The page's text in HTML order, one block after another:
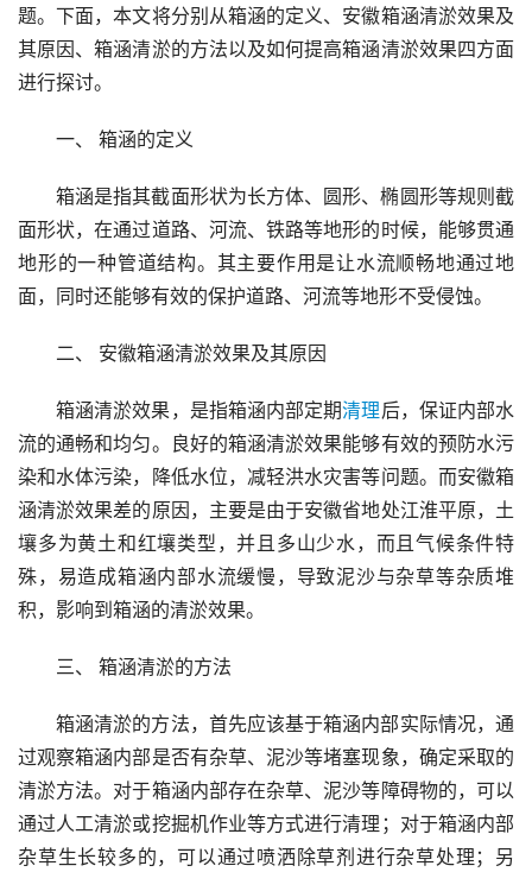
题。下面，本文将分别从箱涵的定义、安徽箱涵清淤效果及
其原因、箱涵清淤的方法以及如何提高箱涵清淤效果四方面
进行探讨。
一、 箱涵的定义
箱涵是指其截面形状为长方体、圆形、椭圆形等规则截
面形状，在通过道路、河流、铁路等地形的时候，能够贯通
地形的一种管道结构。其主要作用是让水流顺畅地通过地
面，同时还能够有效的保护道路、河流等地形不受侵蚀。
二、 安徽箱涵清淤效果及其原因
箱涵清淤效果，是指箱涵内部定期清理后，保证内部水
流的通畅和均匀。良好的箱涵清淤效果能够有效的预防水污
染和水体污染，降低水位，减轻洪水灾害等问题。而安徽箱
涵清淤效果差的原因，主要是由于安徽省地处江淮平原，土
壤多为黄土和红壤类型，并且多山少水，而且气候条件特
殊，易造成箱涵内部水流缓慢，导致泥沙与杂草等杂质堆
积，影响到箱涵的清淤效果。
三、 箱涵清淤的方法
箱涵清淤的方法，首先应该基于箱涵内部实际情况，通
过观察箱涵内部是否有杂草、泥沙等堵塞现象，确定采取的
清淤方法。对于箱涵内部存在杂草、泥沙等障碍物的，可以
通过人工清淤或挖掘机作业等方式进行清理；对于箱涵内部
杂草生长较多的，可以通过喷洒除草剂进行杂草处理；另